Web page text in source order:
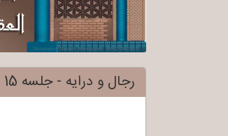
رجال و درایه - جلسه 15